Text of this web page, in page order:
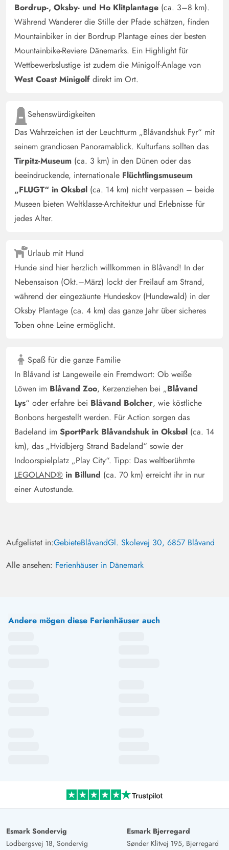
Deutschland
Das Haus ist sehr ordentlich und schön Hell. Wir sind in
dem Haus sofort “zu Hause” gewesen und können es nur
weiterempfehlen
Gast
Wir waren mit 10 Erwachsenen und 2 Kindern in dem
Ferienhaus. Es war genügend Platz für alle vorhanden
und wir haben uns sehr wohl gefühlt. Dieses Ferienhaus
würden wir jederzeit wieder buchen. Ein kleiner Mangel:
Leider war der Kessel in der Popcornmaschine nicht sehr
sauber.
Madeleine Rister
Das Ferienhaus bietet auch bei größeren Gruppen
genügend Rückzugsorte. Bei Sonnenschein lässt es sich
in der Lounge hervorragend aushalten. Ein weiteres
Highlight war für uns der Außenwhirlpool. Aber auch
die das offene Wohnkonzept läd zum gemeinsamen
verweilen ein. Auch die Küche hat einen hervorragenden
Schnitt um gemeinsam zu kochen. Der Aktävitätsraum ist
Kosten. Hier kommt jeder auf seine Kosten!
Bordrup-, Oksby- und Ho Klitplantage (ca. 3–8 km).
Während Wanderer die Stille der Pfade schätzen, finden
Mountainbiker in der Bordrup Plantage eines der besten
Mountainbike-Reviere Dänemarks. Ein Highlight für
Wettbewerbslustige ist zudem die Minigolf-Anlage von
West Coast Minigolf direkt im Ort.
Sehenswürdigkeiten
Das Wahrzeichen ist der Leuchtturm „Blåvandshuk Fyr“ mit
seinem grandiosen Panoramablick. Kulturfans sollten das
Tirpitz-Museum (ca. 3 km) in den Dünen oder das
beeindruckende, internationale Flüchtlingsmuseum
„FLUGT“ in Oksbøl (ca. 14 km) nicht verpassen – beide
Museen bieten Weltklasse-Architektur und Erlebnisse für
jedes Alter.
Urlaub mit Hund
Hunde sind hier herzlich willkommen in Blåvand! In der
Nebensaison (Okt.–März) lockt der Freilauf am Strand,
während der eingezäunte Hundeskov (Hundewald) in der
Oksby Plantage (ca. 4 km) das ganze Jahr über sicheres
Toben ohne Leine ermöglicht.
Spaß für die ganze Familie
In Blåvand ist Langeweile ein Fremdwort: Ob weiße
Löwen im Blåvand Zoo, Kerzenziehen bei „Blåvand
Lys“ oder erfahre bei Blåvand Bolcher, wie köstliche
Bonbons hergestellt werden. Für Action sorgen das
Badeland im SportPark Blåvandshuk in Oksbøl (ca. 14
km), das „Hvidbjerg Strand Badeland“ sowie der
Indoorspielplatz „Play City“. Tipp: Das weltberühmte
LEGOLAND® in Billund (ca. 70 km) erreicht ihr in nur
einer Autostunde.
Aufgelistet in:GebieteBlåvandGl. Skolevej 30, 6857 Blåvand
Alle ansehen: Ferienhäuser in Dänemark
Andere mögen diese Ferienhäuser auch
Esmark Sondervig
Lodbergsvej 18, Sondervig
Esmark Bjerregard
Sønder Klitvej 195, Bjerregard